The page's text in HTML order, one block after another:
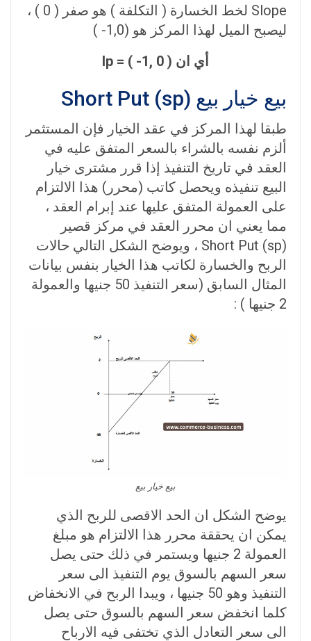
Slope لخط الخسارة ( التكلفة ) هو صفر ( 0 ) ،
ليصبح الميل لهذا المركز هو (1,0- )
أي ان ( 0 ,1- ) = lp
بیع خیار بیع (Short Put (sp
طبقا لهذا المركز في عقد الخيار فإن المستثمر
ألزم نفسه بالشراء بالسعر المتفق عليه في
العقد في تاريخ التنفيذ إذا قرر مشترى خيار
البيع تنفيذه ويحصل كاتب (محرر) هذا الالتزام
على العمولة المتفق عليها عند إبرام العقد ،
مما يعني ان محرر العقد في مركز قصير
(Short Put (sp ، ويوضح الشكل التالي حالات
الربح والخسارة لكاتب هذا الخيار بنفس بيانات
المثال السابق (سعر التنفيذ 50 جنيها والعمولة
2 جنيها ) :
بیع خیار بیع
يوضح الشكل ان الحد الاقصى للربح الذي
يمكن ان يحققة محرر هذا الالتزام هو مبلغ
العمولة 2 جنيها ويستمر في ذلك حتى يصل
سعر السهم بالسوق يوم التنفيذ الى سعر
التنفيذ وهو 50 جنيها ، ويبدا الربح في الانخفاض
كلما انخفض سعر السهم بالسوق حتى يصل
الى سعر التعادل الذي تختفى فيه الارباح